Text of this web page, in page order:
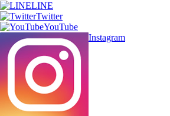
LINE
Twitter
YouTube
Instagram